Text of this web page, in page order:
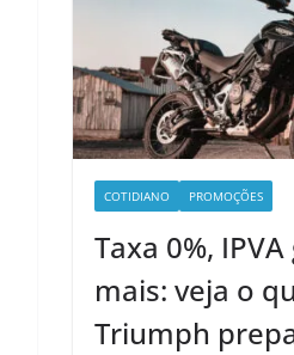
COTIDIANO PROMOÇÕES
Taxa 0%,
mais: veja o
Triumph